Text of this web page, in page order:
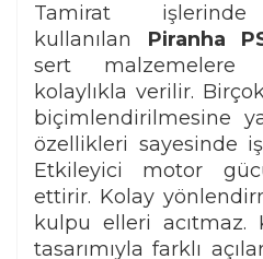
Tamirat
kullanılan
Piranha
sert malzemelere
kolaylıkla verilir.
biçimlendirilmesine
özellikleri sayesinde
Etkileyici motor
ettirir. Kolay
kulpu elleri acıtmaz.
tasarımıyla farklı